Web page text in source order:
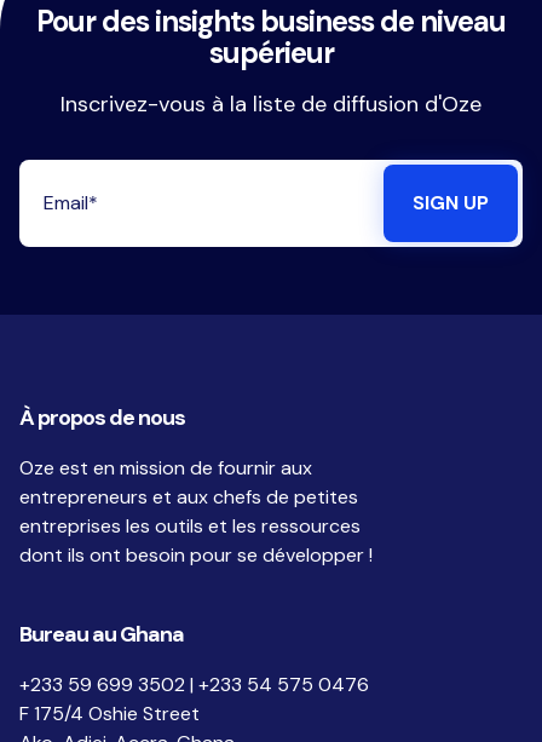
Pour des insights business de niveau
supérieur
Inscrivez-vous à la liste de diffusion d'Oze
À propos de nous
Oze est en mission de fournir aux
entrepreneurs et aux chefs de petites
entreprises les outils et les ressources
dont ils ont besoin pour se développer !
Bureau au Ghana
+233 59 699 3502 | +233 54 575 0476
F 175/4 Oshie Street